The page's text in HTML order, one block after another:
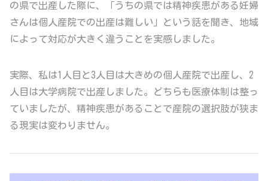
の県で出産した際に、「うちの県では精神疾患がある妊婦
さんは個人産院での出産は難しい」という話を聞き、地域
によって対応が大きく違うことを実感しました。
実際、私は1人目と3人目は大きめの個人産院で出産し、2
人目は大学病院で出産しました。どちらも医療体制は整っ
ていましたが、精神疾患があることで産院の選択肢が狭ま
る現実は変わりません。